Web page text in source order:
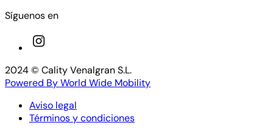
Síguenos en
2024 © Cality Venalgran S.L.
Powered ByWorld Wide Mobility
Aviso legal
Términos y condiciones